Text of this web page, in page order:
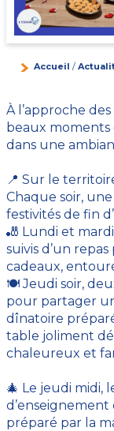
Accueil /
À l’approche
beaux
dans une
📍 Sur le
Chaque soir,
festivités de fin
🎳 Lundi et
suivis d’un
cadeaux,
🍽️ Jeudi soir,
pour partager
dînatoire
table joliment
chaleureux et
🎄 Le jeudi midi,
préparé par la